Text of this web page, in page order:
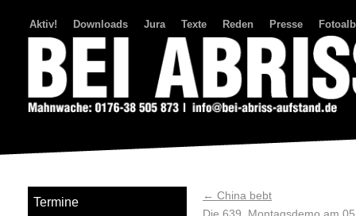
Aktiv! Downloads Jura Texte Reden Presse
← China bebt
Termine